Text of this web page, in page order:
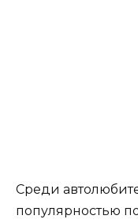
Среди
популярностью